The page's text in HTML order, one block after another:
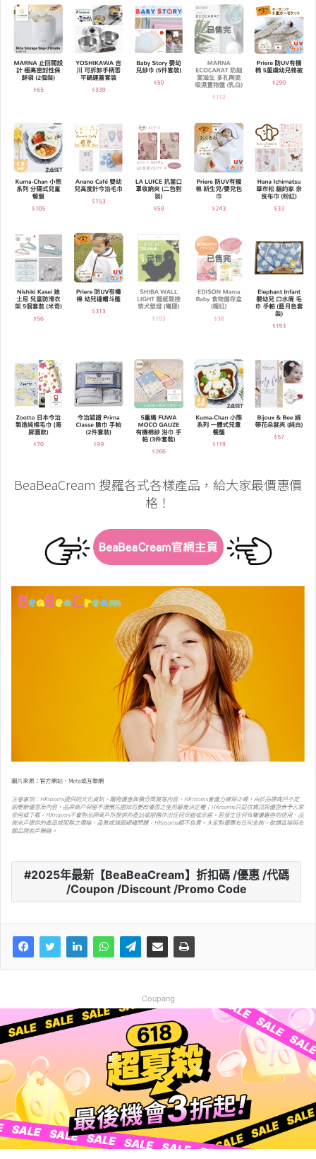
BeaBeaCream 搜羅各式各樣產品，給大家最價惠價
格！
2025年最新【BeaBeaCream】折扣碼 /優惠 /代碼
/Coupon /Discount /Promo Code
Coupang